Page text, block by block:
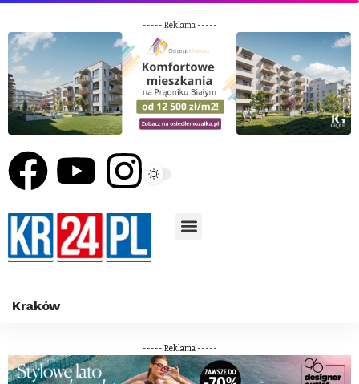
----- Reklama -----
Kraków
----- Reklama -----